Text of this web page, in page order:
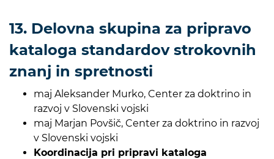
13. Delovna skupina za pripravo
kataloga standardov strokovnih
znanj in spretnosti
maj Aleksander Murko, Center za doktrino in
razvoj v Slovenski vojski
maj Marjan Povšič, Center za doktrino in razvoj
v Slovenski vojski
Koordinacija pri pripravi kataloga